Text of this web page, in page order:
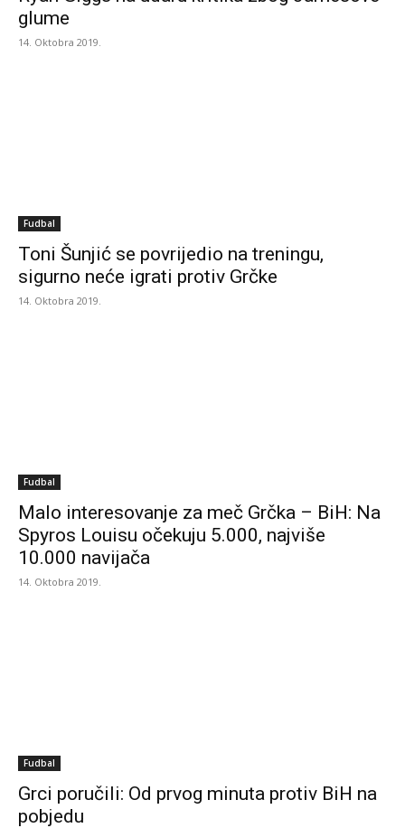
glume
14. Oktobra 2019.
Fudbal
Toni Šunjić se povrijedio na treningu,
sigurno neće igrati protiv Grčke
14. Oktobra 2019.
Fudbal
Malo interesovanje za meč Grčka – BiH: Na
Spyros Louisu očekuju 5.000, najviše
10.000 navijača
14. Oktobra 2019.
Fudbal
Grci poručili: Od prvog minuta protiv BiH na
pobjedu